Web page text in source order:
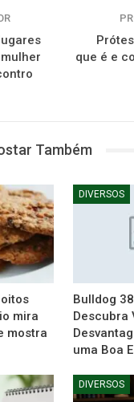
que é e
Também
mira
mostra
DIVERSOS
Bulldog
Descubra
uma Boa
DIVERSOS